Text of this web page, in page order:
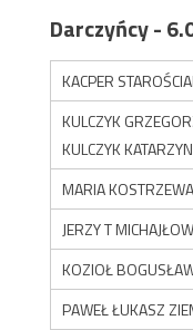
Darczyńcy -
KACPER
KULCZYK
KULCZYK
MARIA KOSTRZEWA
JERZY T
KOZIOŁ
PAWEŁ ŁUKASZ